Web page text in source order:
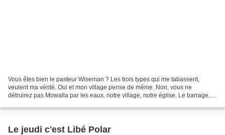
Vous êtes bien le pasteur Wiseman ? Les trois types qui me tabassent,
veulent ma vérité. Oui et mon village pense de même. Non, vous ne
détruirez pas Mowalla par les eaux, notre village, notre église. Le barrage,
Le jeudi c'est Libé Polar